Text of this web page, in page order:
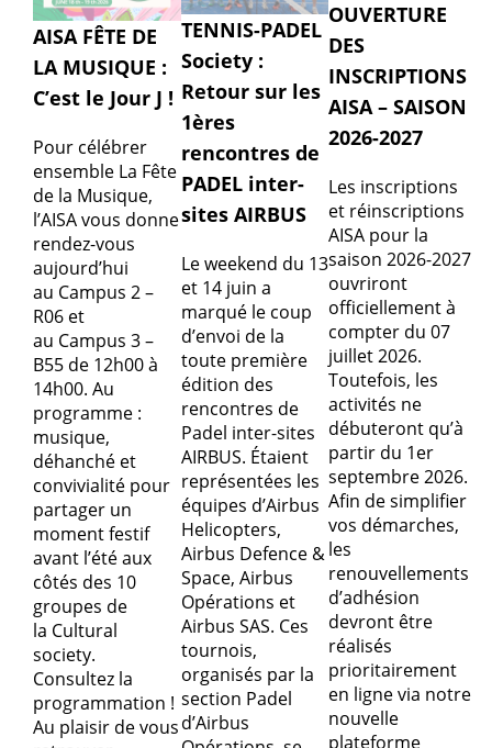
AISA FÊTE DE
LA MUSIQUE :
C’est le Jour J !
Pour célébrer
ensemble La Fête
de la Musique,
l’AISA vous donne
rendez-vous
aujourd’hui
au Campus 2 –
R06 et
au Campus 3 –
B55 de 12h00 à
14h00. Au
programme :
musique,
déhanché et
convivialité pour
partager un
moment festif
avant l’été aux
côtés des 10
groupes de
la Cultural
society.
Consultez la
programmation !
Au plaisir de vous
TENNIS-PADEL
Society :
Retour sur les
1ères
rencontres de
PADEL inter-
sites AIRBUS
Le weekend du 13
et 14 juin a
marqué le coup
d’envoi de la
toute première
édition des
rencontres de
Padel inter-sites
AIRBUS. Étaient
représentées les
équipes d’Airbus
Helicopters,
Airbus Defence &
Space, Airbus
Opérations et
Airbus SAS. Ces
tournois,
organisés par la
section Padel
d’Airbus
OUVERTURE
DES
INSCRIPTIONS
AISA – SAISON
2026-2027
Les inscriptions
et réinscriptions
AISA pour la
saison 2026-2027
ouvriront
officiellement à
compter du 07
juillet 2026.
Toutefois, les
activités ne
débuteront qu’à
partir du 1er
septembre 2026.
Afin de simplifier
vos démarches,
les
renouvellements
d’adhésion
devront être
réalisés
prioritairement
en ligne via notre
nouvelle
plateforme